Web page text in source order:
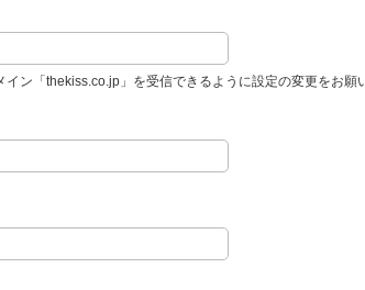
ン「thekiss.co.jp」を受信できるように設定の変更をお願